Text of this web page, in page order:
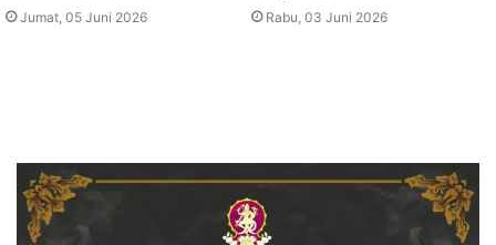
Jumat, 05 Juni 2026 Rabu, 03 Juni 2026